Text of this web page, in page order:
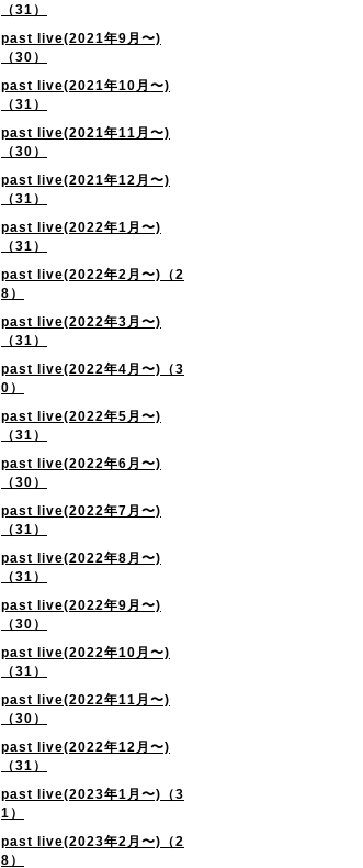
（31）
past live(2021年9月〜)
（30）
past live(2021年10月〜)
（31）
past live(2021年11月〜)
（30）
past live(2021年12月〜)
（31）
past live(2022年1月〜)
（31）
past live(2022年2月〜)（2
8）
past live(2022年3月〜)
（31）
past live(2022年4月〜)（3
0）
past live(2022年5月〜)
（31）
past live(2022年6月〜)
（30）
past live(2022年7月〜)
（31）
past live(2022年8月〜)
（31）
past live(2022年9月〜)
（30）
past live(2022年10月〜)
（31）
past live(2022年11月〜)
（30）
past live(2022年12月〜)
（31）
past live(2023年1月〜)（3
1）
past live(2023年2月〜)（2
8）